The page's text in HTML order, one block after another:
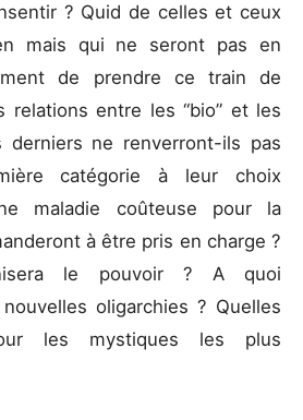
? Quid de celles et ceux
mais qui ne seront pas en
de prendre ce train de
relations entre les “bio” et les
derniers ne renverront-ils pas
catégorie à leur choix
maladie coûteuse pour la
à être pris en charge ?
le pouvoir ? A quoi
oligarchies ? Quelles
les mystiques les plus